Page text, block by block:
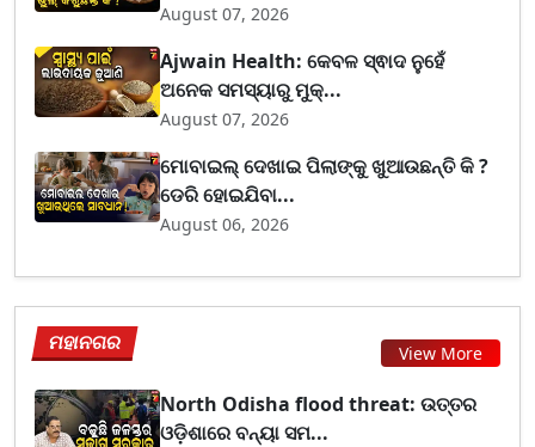
August 07, 2026
Ajwain Health: କେବଳ ସ୍ଵାଦ ନୁହେଁ
ଅନେକ ସମସ୍ୟାରୁ ମୁକ୍...
August 07, 2026
ମୋବାଇଲ୍ ଦେଖାଇ ପିଲାଙ୍କୁ ଖୁଆଉଛନ୍ତି କି ?
ଡେରି ହୋଇଯିବା...
August 06, 2026
ମହାନଗର View More
North Odisha flood threat: ଉତ୍ତର
ଓଡ଼ିଶାରେ ବନ୍ୟା ସମ...